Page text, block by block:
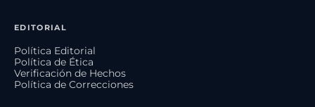
EDITORIAL
Política Editorial
Política de Ética
Verificación de Hechos
Política de Correcciones